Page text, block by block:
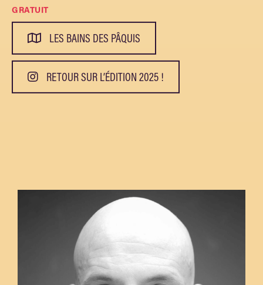
GRATUIT
LES BAINS DES PÂQUIS
RETOUR SUR L’ÉDITION 2025 !